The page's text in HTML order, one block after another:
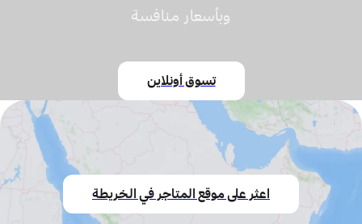
وبأسعار منافسة
تسوق أونلاين
اعثر على موقع المتاجر في الخريطة